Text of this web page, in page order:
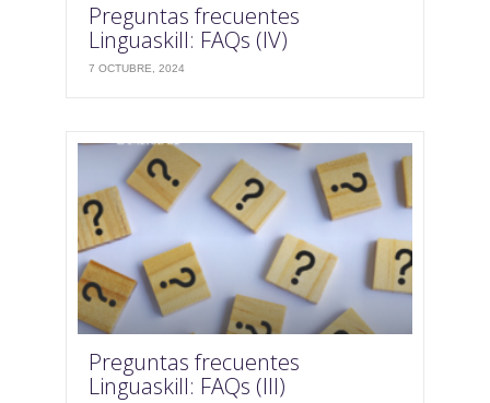
Preguntas frecuentes
Linguaskill: FAQs (IV)
7 OCTUBRE, 2024
Preguntas frecuentes
Linguaskill: FAQs (III)